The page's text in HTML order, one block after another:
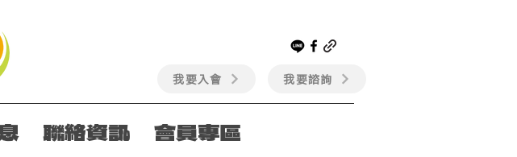
我要入會 我要諮詢
聯絡資訊 會員專區